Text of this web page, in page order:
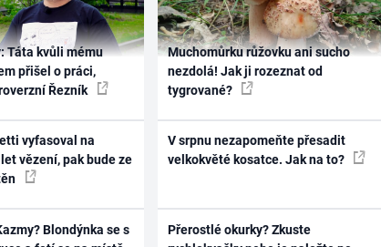
Táta kvůli mému
přišel o práci,
Řezník
vyfasoval na
vězení, pak bude ze
Blondýnka se s
Muchomůrku růžovku ani sucho
nezdolá! Jak ji rozeznat od
tygrované?
V srpnu nezapomeňte přesadit
velkokvěté kosatce. Jak na to?
Přerostlé okurky? Zkuste